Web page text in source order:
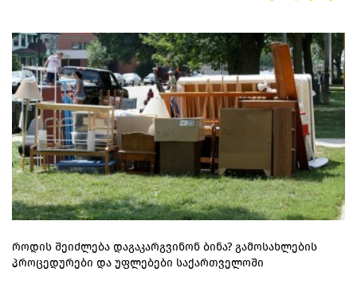
როდის შეიძლება დაგაკარგვინონ ბინა? გამოსახლების
პროცედურები და უფლებები საქართველოში